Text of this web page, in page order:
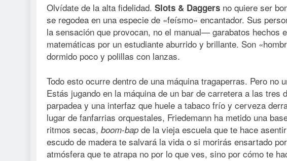
Olvídate de la alta fidelidad. Slots & Daggers no quiere ser
se regodea en una especie de «feísmo» encantador. Sus
la sensación que provocan, no el manual— garabatos hechos
matemáticas por un estudiante aburrido y brillante. Son
dormido poco y polillas con lanzas.
Todo esto ocurre dentro de una máquina tragaperras. Pero no
Estás jugando en la máquina de un bar de carretera a las tres
parpadea y una interfaz que huele a tabaco frío y cerveza
lugar de fanfarrias orquestales, Friedemann ha metido una
ritmos secas, boom-bap de la vieja escuela que te hace
escudo de madera te salvará la vida o si morirás ensartado
atmósfera que te atrapa no por lo que ves, sino por cómo te